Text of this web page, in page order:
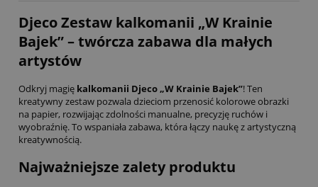
Djeco Zestaw kalkomanii „W Krainie
Bajek” – twórcza zabawa dla małych
artystów
Odkryj magię kalkomanii Djeco „W Krainie Bajek”! Ten
kreatywny zestaw pozwala dzieciom przenosić kolorowe obrazki
na papier, rozwijając zdolności manualne, precyzję ruchów i
wyobraźnię. To wspaniała zabawa, która łączy naukę z artystyczną
kreatywnością.
Najważniejsze zalety produktu